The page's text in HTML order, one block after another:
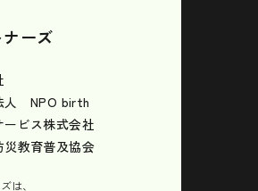
ーズ
人 NPO birth
ービス株式会社
教育普及協会
は、